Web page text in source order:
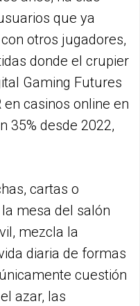
que ya
otros jugadores,
donde el crupier
Gaming Futures
casinos online en
35% desde 2022,
cartas o
mesa del salón
mezcla la
diaria de formas
cuestión
azar, las